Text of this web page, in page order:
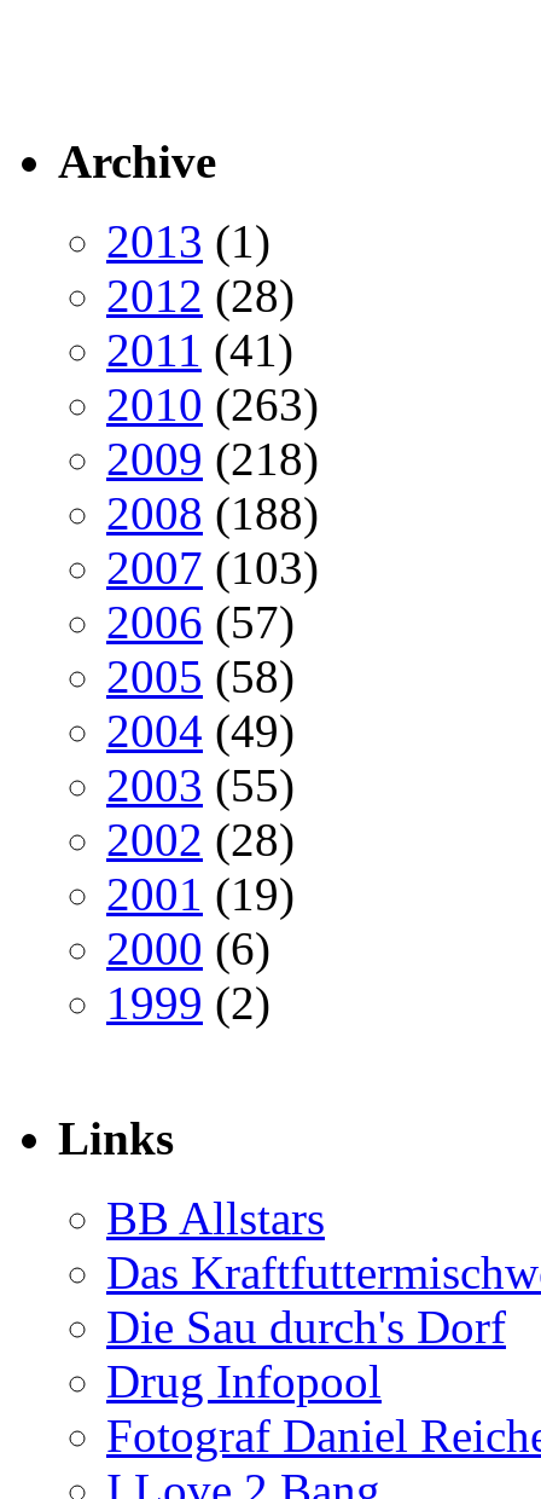
Archive
2013 (1)
2012 (28)
2011 (41)
2010 (263)
2009 (218)
2008 (188)
2007 (103)
2006 (57)
2005 (58)
2004 (49)
2003 (55)
2002 (28)
2001 (19)
2000 (6)
1999 (2)
Links
BB Allstars
Das
Die Sau durch's Dorf
Drug Infopool
Fotograf Daniel